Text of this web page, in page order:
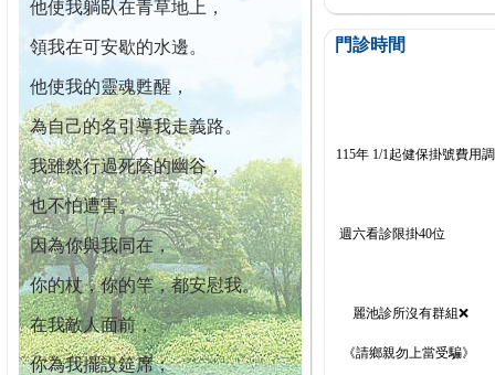
他使我躺臥在青草地上，
領我在可安歇的水邊。
他使我的靈魂甦醒，
為自己的名引導我走義路。
我雖然行過死蔭的幽谷，
也不怕遭害。
因為你與我同在，
你的杖，你的竿，都安慰我。
在我敵人面前，
你為我擺設筵席；
門診時間
115年 1/1起健保掛號費用
週六看診限掛40位
麗池診所沒有群組❌
《請鄉親勿上當受騙》